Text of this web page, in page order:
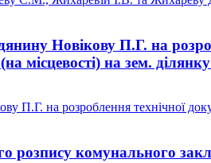
Новікову П.Г. на
місцевості) на зем.
на розроблення технічної
комунального